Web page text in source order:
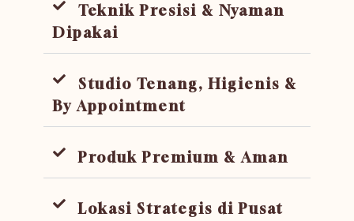
Teknik Presisi & Nyaman
Dipakai
Studio Tenang, Higienis &
By Appointment
Produk Premium & Aman
Lokasi Strategis di Pusat